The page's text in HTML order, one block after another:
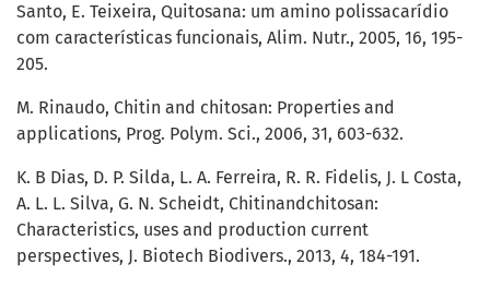
Santo, E. Teixeira, Quitosana: um amino polissacarídio
com características funcionais, Alim. Nutr., 2005, 16, 195-
205.
M. Rinaudo, Chitin and chitosan: Properties and
applications, Prog. Polym. Sci., 2006, 31, 603-632.
K. B Dias, D. P. Silda, L. A. Ferreira, R. R. Fidelis, J. L Costa,
A. L. L. Silva, G. N. Scheidt, Chitinandchitosan:
Characteristics, uses and production current
perspectives, J. Biotech Biodivers., 2013, 4, 184-191.